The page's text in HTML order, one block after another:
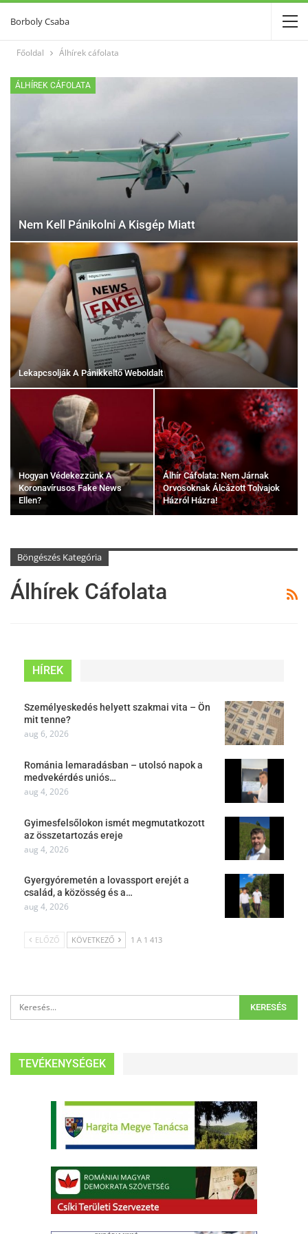
Borboly Csaba
Főoldal Álhírek cáfolata
ÁLHÍREK CÁFOLATA
Nem Kell Pánikolni A Kisgép Miatt
Lekapcsolják A Pánikkeltő Weboldalt
Hogyan Védekezzünk A
Koronavírusos Fake News
Ellen?
Álhír Cáfolata: Nem Járnak
Orvosoknak Álcázott Tolvajok
Házról Házra!
Böngészés Kategória
Álhírek Cáfolata
HÍREK
Személyeskedés helyett szakmai vita – Ön
mit tenne?
aug 6, 2026
Románia lemaradásban – utolsó napok a
medvekérdés uniós…
aug 4, 2026
Gyimesfelsőlokon ismét megmutatkozott
az összetartozás ereje
aug 4, 2026
Gyergyóremetén a lovassport erejét a
család, a közösség és a…
aug 4, 2026
ELŐZŐ KÖVETKEZŐ 1 A 1 413
TEVÉKENYSÉGEK